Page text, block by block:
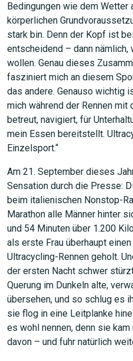
Bedingungen wie dem Wetter
körperlichen
stark bin. Denn der Kopf ist
entscheidend – dann nämlich,
wollen. Genau dieses
fasziniert mich an diesem
das andere. Genauso wichtig
mich während der Rennen
betreut, navigiert, für
mein Essen bereitstellt.
Einzelsport.“
Am 21. September dieses
Sensation durch die Presse:
beim italienischen Nonstop-
Marathon alle Männer hinter
und 54 Minuten über 1.200
als erste Frau überhaupt
Ultracycling-Rennen geholt.
der ersten Nacht schwer
Querung im Dunkeln alte,
übersehen, und so schlug es
sie flog in eine Leitplanke
es wohl nennen, denn sie
davon – und fuhr natürlich